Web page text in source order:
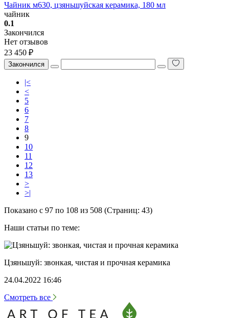
Чайник м630, цзяньшуйская керамика, 180 мл
чайник
0.1
Закончился
Нет отзывов
23 450 ₽
Закончился
|<
<
5
6
7
8
9
10
11
12
13
>
>|
Показано с 97 по 108 из 508 (Страниц: 43)
Наши статьи по теме:
Цзяньшуй: звонкая, чистая и прочная керамика
24.04.2022 16:46
Смотреть все